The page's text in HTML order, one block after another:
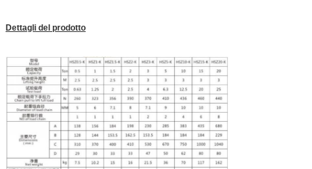
Dettagli del prodotto